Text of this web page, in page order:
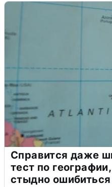
Справится даже
тест по
стыдно ошибиться